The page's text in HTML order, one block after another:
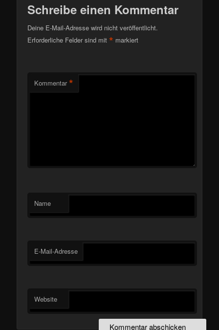
Schreibe einen Kommentar
Deine E-Mail-Adresse wird nicht veröffentlicht.
Erforderliche Felder sind mit* markiert
Kommentar *
Name
E-Mail-Adresse
Website